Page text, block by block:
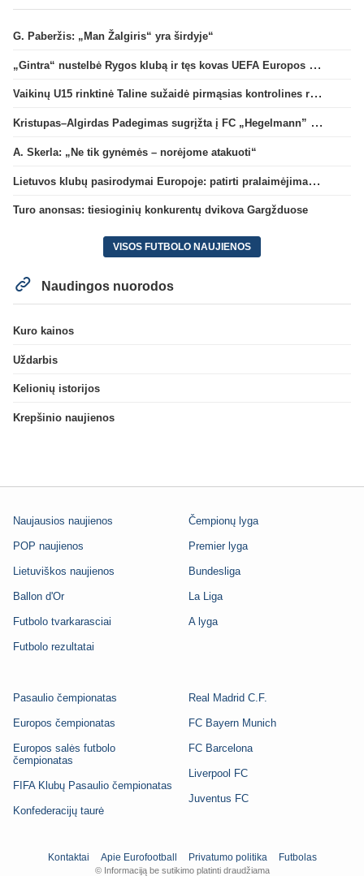
G. Paberžis: „Man Žalgiris“ yra širdyje“
„Gintra“ nustelbė Rygos klubą ir tęs kovas UEFA Europos taurės atrankoje
Vaikinų U15 rinktinė Taline sužaidė pirmąsias kontrolines rungtynes
Kristupas–Algirdas Padegimas sugrįžta į FC „Hegelmann” B sudėtį
A. Skerla: „Ne tik gynėmės – norėjome atakuoti“
Lietuvos klubų pasirodymai Europoje: patirti pralaimėjimai Kroatijos atstovams
Turo anonsas: tiesioginių konkurentų dvikova Gargžduose
VISOS FUTBOLO NAUJIENOS
Naudingos nuorodos
Kuro kainos
Uždarbis
Kelionių istorijos
Krepšinio naujienos
Naujausios naujienos
POP naujienos
Lietuviškos naujienos
Ballon d'Or
Futbolo tvarkarasciai
Futbolo rezultatai
Čempionų lyga
Premier lyga
Bundesliga
La Liga
A lyga
Pasaulio čempionatas
Europos čempionatas
Europos salės futbolo
čempionatas
FIFA Klubų Pasaulio čempionatas
Konfederacijų taurė
Real Madrid C.F.
FC Bayern Munich
FC Barcelona
Liverpool FC
Juventus FC
Kontaktai Apie Eurofootball Privatumo politika Futbolas
© Informaciją be sutikimo platinti draudžiama